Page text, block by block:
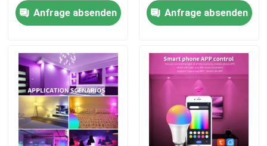
Fordern Sie ein Zitat
Intelligenter Schalter Homekit
WLAN-Smart-Switches
Zigbee Smart Switch
Anfrage absenden
Anfrage absenden